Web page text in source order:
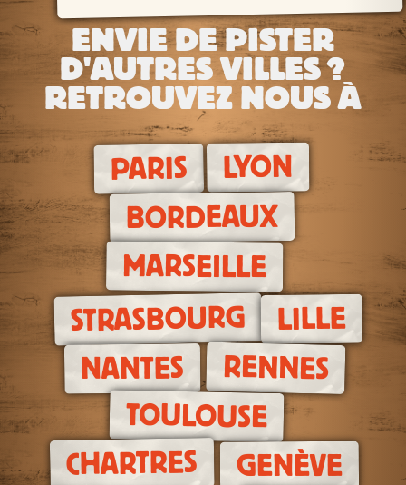
ENVIE DE PISTER
D'AUTRES VILLES ?
RETROUVEZ NOUS À
PARIS LYON
BORDEAUX
MARSEILLE
STRASBOURG LILLE
NANTES RENNES
TOULOUSE
CHARTRES GENÈVE